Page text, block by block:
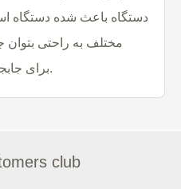
دستگاه باعث شده دستگاه
مختلف به راحتی بتوان
برای جابجایی بین طبقات استفاده کرد.
club